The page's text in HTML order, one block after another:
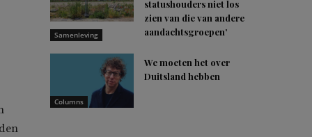
Samenleving
statushouders niet los
zien van die van andere
aandachtsgroepen’
Columns
We moeten het over
Duitsland hebben